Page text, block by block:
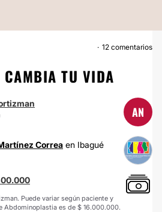
ABDOMINOPLASTIA
12 comentarios
TU VIDA
AN
Correa en Ibagué
Puede variar según paciente y
Abdominoplastia es de $ 16.000.000.